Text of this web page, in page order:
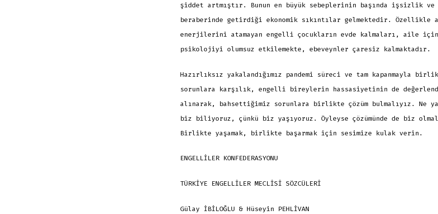
şiddet artmıştır. Bunun en büyük sebeplerinin başında işsizlik ve
beraberinde getirdiği ekonomik sıkıntılar gelmektedir. Özellikle
enerjilerini atamayan engelli çocukların evde kalmaları, aile
psikolojiyi olumsuz etkilemekte, ebeveynler çaresiz kalmaktadır.
Hazırlıksız yakalandığımız pandemi süreci ve tam kapanmayla
sorunlara karşılık, engelli bireylerin hassasiyetinin de
alınarak, bahsettiğimiz sorunlara birlikte çözüm bulmalıyız. Ne
biz biliyoruz, çünkü biz yaşıyoruz. Öyleyse çözümünde de biz
Birlikte yaşamak, birlikte başarmak için sesimize kulak verin.
ENGELLİLER KONFEDERASYONU
TÜRKİYE ENGELLİLER MECLİSİ SÖZCÜLERİ
Gülay İBİLOĞLU & Hüseyin PEHLİVAN